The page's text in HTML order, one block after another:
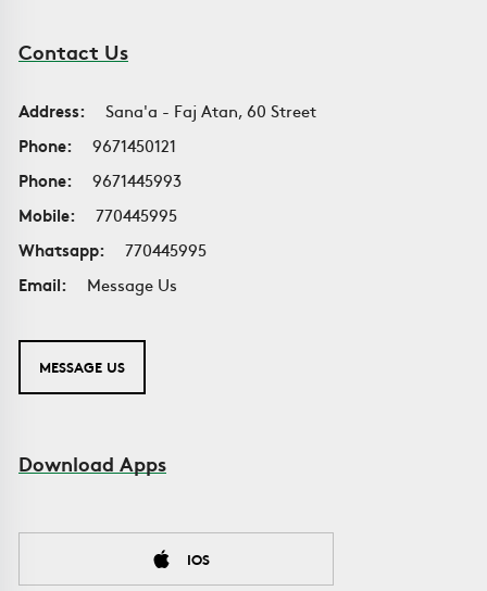
Contact Us
Address:
Sana'a - Faj Atan, 60 Street
Phone:
9671450121
Phone:
9671445993
Mobile:
770445995
Whatsapp:
770445995
Email:
Message Us
MESSAGE US
Download Apps
IOS